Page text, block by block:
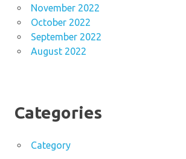
November 2022
October 2022
September 2022
August 2022
Categories
Category